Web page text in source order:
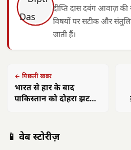
दीप्ति दास दबंग आवाज़ की
विषयों पर सटीक और
जाती हैं।
← पिछली खबर
भारत से हार के बाद
पाकिस्तान को दोहरा झटका;
📱 वेब स्टोरीज़
अगस्त को अलवर